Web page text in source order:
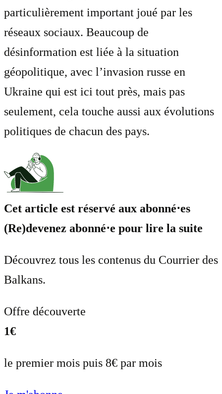
particulièrement important joué par les
réseaux sociaux. Beaucoup de
désinformation est liée à la situation
géopolitique, avec l’invasion russe en
Ukraine qui est ici tout près, mais pas
seulement, cela touche aussi aux évolutions
politiques de chacun des pays.
Cet article est réservé aux abonné⋅es
(Re)devenez abonné⋅e pour lire la suite
Découvrez tous les contenus du Courrier des
Balkans.
Offre découverte
1€
le premier mois puis 8€ par mois